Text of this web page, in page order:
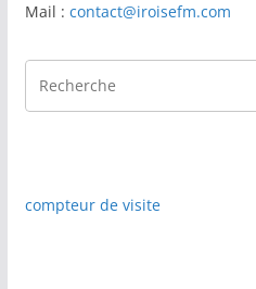
Mail : contact@iroisefm.com
compteur de visite